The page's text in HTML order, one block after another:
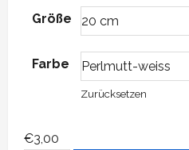
Größe
Farbe
Zurücksetzen
€3,00